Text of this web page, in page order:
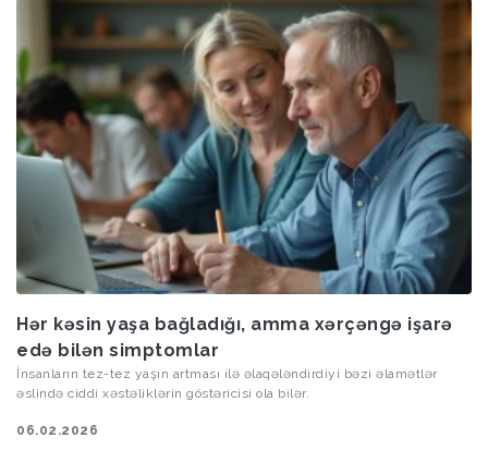
Hər kəsin yaşa bağladığı, amma xərçəngə işarə
edə bilən simptomlar
İnsanların tez-tez yaşın artması ilə əlaqələndirdiyi bəzi əlamətlər
əslində ciddi xəstəliklərin göstəricisi ola bilər.
06.02.2026